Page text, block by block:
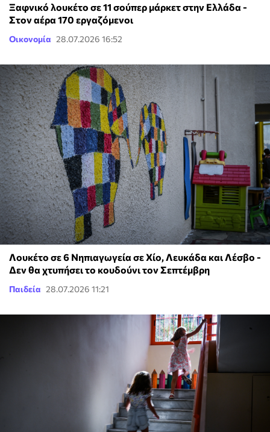
Ξαφνικό λουκέτο σε 11 σούπερ μάρκετ στην Ελλάδα -
Στον αέρα 170 εργαζόμενοι
Οικονομία 28.07.2026 16:52
Λουκέτο σε 6 Νηπιαγωγεία σε Χίο, Λευκάδα και Λέσβο -
Δεν θα χτυπήσει το κουδούνι τον Σεπτέμβρη
Παιδεία 28.07.2026 11:21